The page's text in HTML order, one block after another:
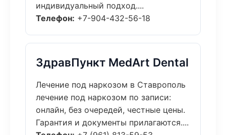
индивидуальный подход....
Телефон: +7-904-432-56-18
ЗдравПункт MedArt Dental
Лечение под наркозом в Ставрополь
лечение под наркозом по записи:
онлайн, без очередей, честные цены.
Гарантия и документы прилагаются....